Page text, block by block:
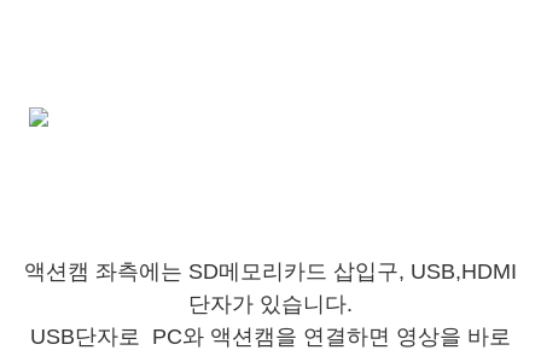
액션캠 좌측에는 SD메모리카드 삽입구, USB,HDMI
단자가 있습니다.
USB단자로 PC와 액션캠을 연결하면 영상을 바로